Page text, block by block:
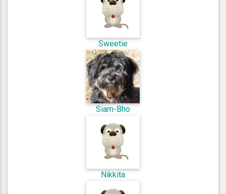
Sweetie
Siam-Bho
Nikkita